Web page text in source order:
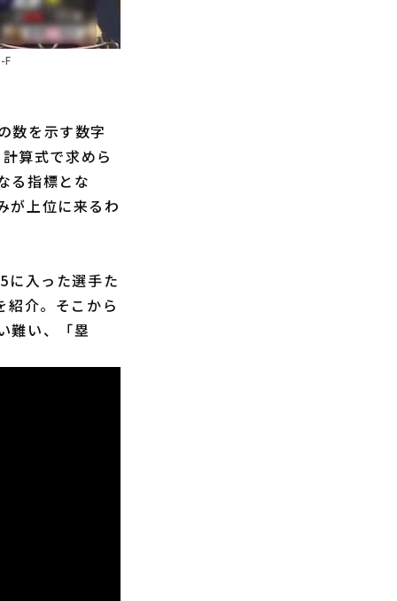
F
数を示す数字
算式で求めら
る指標とな
が上位に来るわ
に入った選手た
紹介。そこから
難い、「塁